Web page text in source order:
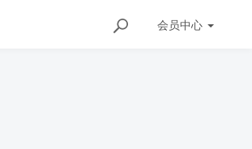
会员中心